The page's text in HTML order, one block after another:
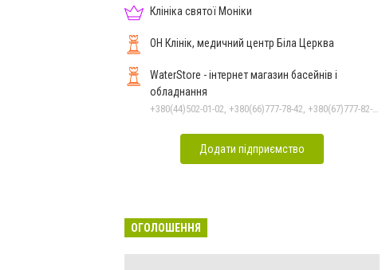
Клініка святої Моніки
ОН Клінік, медичний центр Біла Церква
WaterStore - інтернет магазин басейнів і
обладнання
Додати підприємство
ОГОЛОШЕННЯ